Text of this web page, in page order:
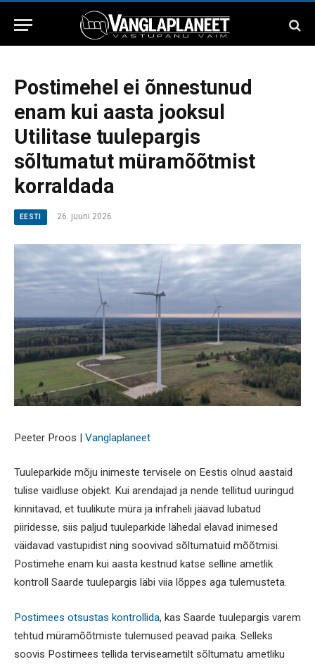
Postimehel ei õnnestunud
enam kui aasta jooksul
Utilitase tuulepargis
sõltumatut müramõõtmist
korraldada
EESTI 26. juuni 2026
Peeter Proos | Vanglaplaneet
Tuuleparkide mõju inimeste tervisele on Eestis olnud aastaid
tulise vaidluse objekt. Kui arendajad ja nende tellitud uuringud
kinnitavad, et tuulikute müra ja infraheli jäävad lubatud
piiridesse, siis paljud tuuleparkide lähedal elavad inimesed
väidavad vastupidist ning soovivad sõltumatuid mõõtmisi.
Postimehe enam kui aasta kestnud katse selline ametlik
kontroll Saarde tuulepargis läbi viia lõppes aga tulemusteta.
Postimees otsustas kontrollida, kas Saarde tuulepargis varem
tehtud müramõõtmiste tulemused peavad paika. Selleks
soovis Postimees tellida terviseametilt sõltumatu ametliku